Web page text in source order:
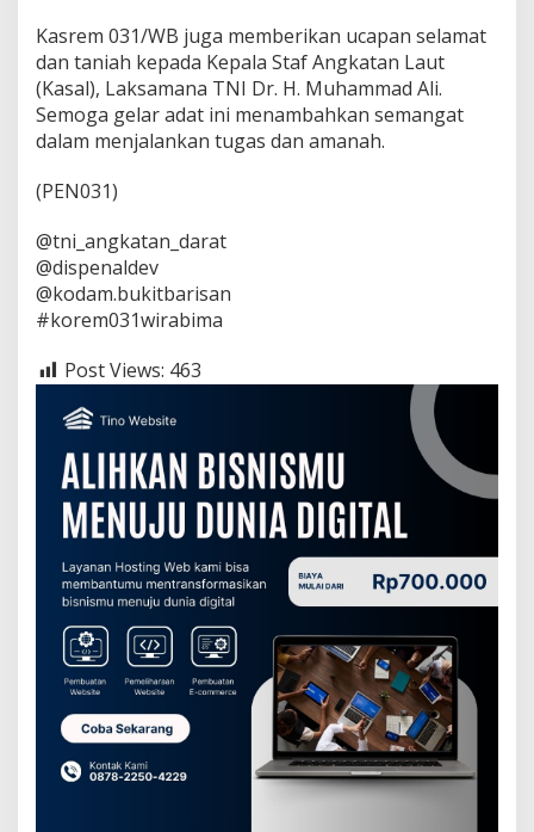
K
A
S
A
L
)
Kasrem 031/WB juga memberikan ucapan selamat
dan taniah kepada Kepala Staf Angkatan Laut
(Kasal), Laksamana TNI Dr. H. Muhammad Ali.
Semoga gelar adat ini menambahkan semangat
dalam menjalankan tugas dan amanah.
(PEN031)
@tni_angkatan_darat
@dispenaldev
@kodam.bukitbarisan
#korem031wirabima
Post Views: 463